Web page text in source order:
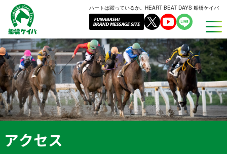
船
橋
ケ
イ
バ
ハートは躍っているか。HEART BEAT DAYS 船橋ケイバ
アクセス